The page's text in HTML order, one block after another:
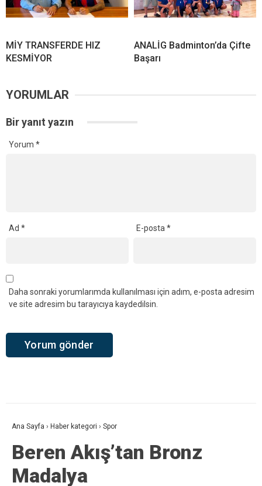
MİY TRANSFERDE HIZ
KESMİYOR
ANALİG Badminton’da Çifte
Başarı
YORUMLAR
Bir yanıt yazın
Yorum *
Ad * E-posta*
Daha sonraki yorumlarımda kullanılması için adım, e-posta adresim
ve site adresim bu tarayıcıya kaydedilsin.
Ana Sayfa › Haber kategori › Spor
Beren Akış’tan Bronz
Madalya